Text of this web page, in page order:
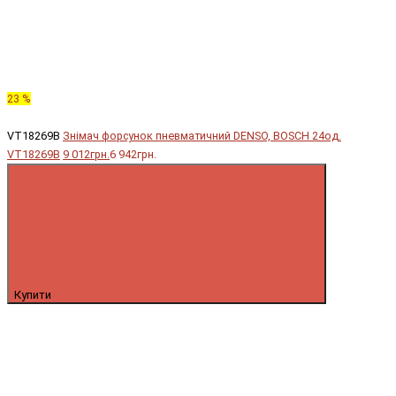
23 %
VT18269B Знімач форсунок пневматичний DENSO, BOSCH 24од.
VT18269B 9 012грн.6 942грн.
Купити